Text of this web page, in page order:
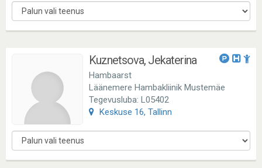
Kuznetsova, Jekaterina
Hambaarst
Läänemere Hambakliinik Mustemäe
Tegevusluba: L05402
Keskuse 16, Tallinn